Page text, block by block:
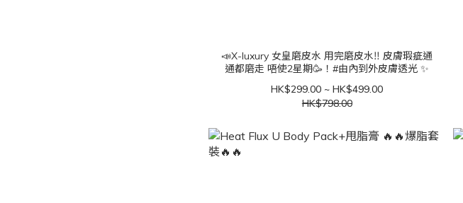
📣X-luxury 女皇磨皮水 用完磨皮水‼️ 皮膚瑕疵通
通都磨走 唔使2星期🥳！#由內到外皮膚透光 ✨
HK$299.00 ~ HK$499.00
HK$798.00